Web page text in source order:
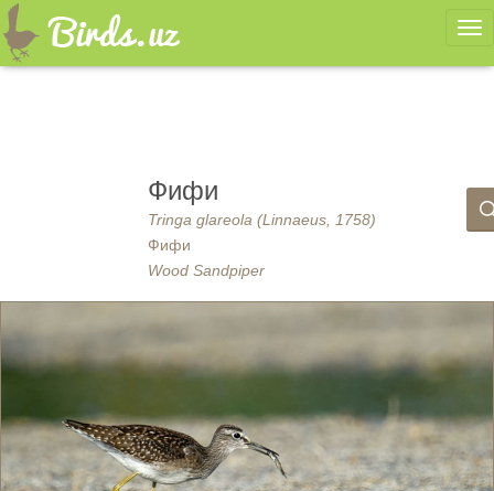
Фифи
Tringa glareola (Linnaeus, 1758)
Фифи
Wood Sandpiper